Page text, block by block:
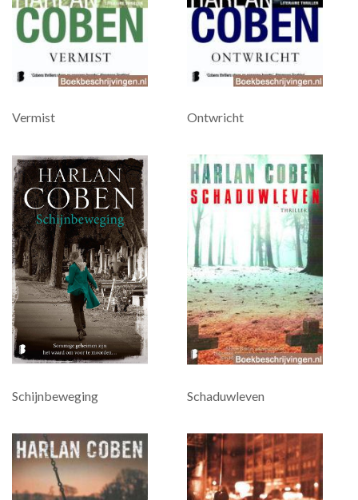
Vermist Ontwricht
Schijnbeweging Schaduwleven